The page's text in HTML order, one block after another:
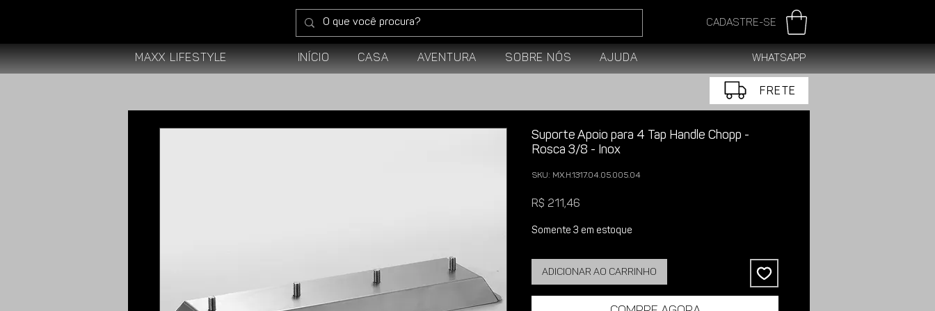
Cadastre-se
Maxx Lifestyle Início Casa Aventura Sobre Nós Ajuda WhatsApp
FRETE
Suporte Apoio para 4 Tap Handle Chopp -
Rosca 3/8 - Inox
SKU: MX.H.1317.04.05.005.04
R$ 211,46
Somente 3 em estoque
Adicionar ao carrinho